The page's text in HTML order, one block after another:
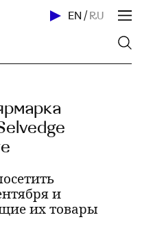
EN / RU
и
их товары